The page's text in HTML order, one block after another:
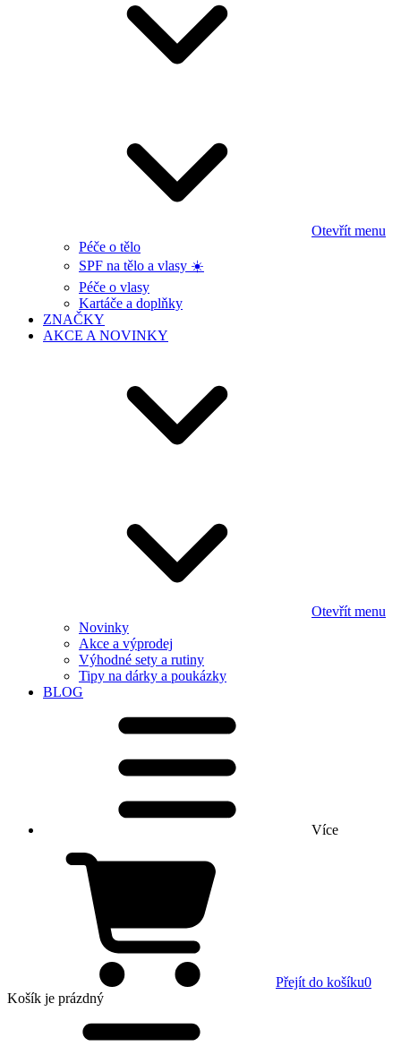
Otevřít menu
Péče o tělo
SPF na tělo a vlasy ☀️
Péče o vlasy
Kartáče a doplňky
ZNAČKY
AKCE A NOVINKY
Otevřít menu
Novinky
Akce a výprodej
Výhodné sety a rutiny
Tipy na dárky a poukázky
BLOG
Více
Přejít do košíku0
Košík je prázdný